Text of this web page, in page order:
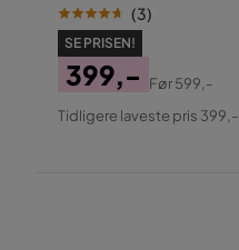
(3)
SE PRISEN!
Pris
399,-
Original
Før599,-
Tidligere laveste pris 399,-